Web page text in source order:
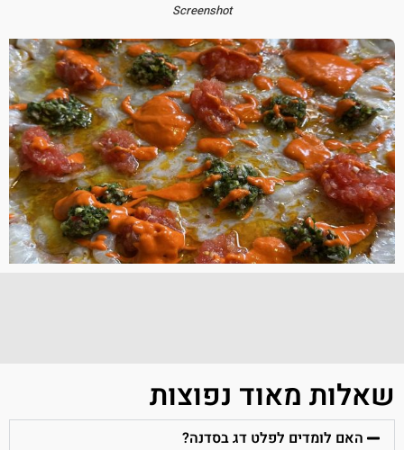
Screenshot
שאלות מאוד נפוצות
האם לומדים לפלט דג בסדנה?